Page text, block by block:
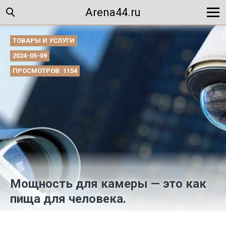
Arena44.ru
ТОВАРЫ И УСЛУГИ
2024-05-09
ПРОСМОТРОВ: 1154
Мощность для камеры — это как
пища для человека.